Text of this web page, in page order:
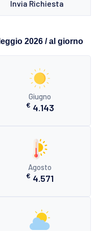
Invia Richiesta
2026 / al giorno
Giugno
€ 4.143
Agosto
€ 4.571